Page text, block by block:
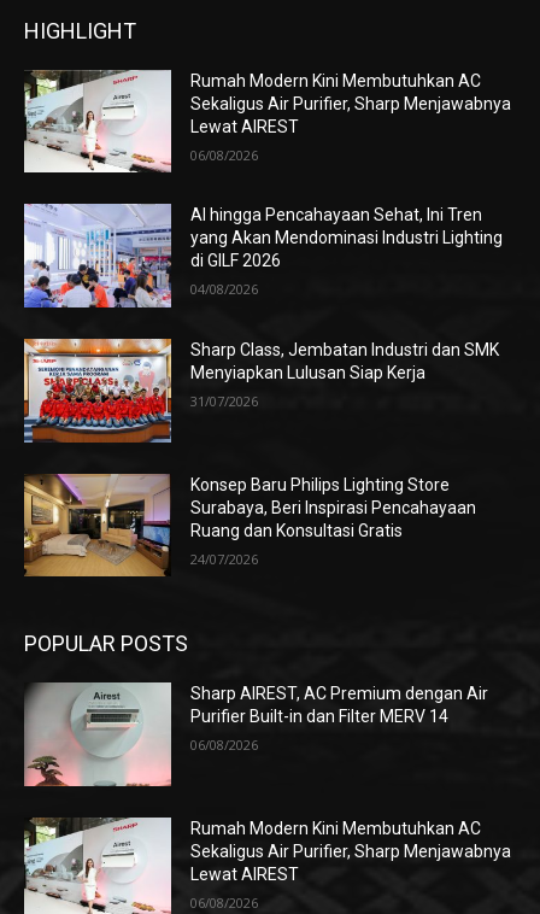
HIGHLIGHT
Rumah Modern Kini Membutuhkan AC
Sekaligus Air Purifier, Sharp Menjawabnya
Lewat AIREST
06/08/2026
AI hingga Pencahayaan Sehat, Ini Tren
yang Akan Mendominasi Industri Lighting
di GILF 2026
04/08/2026
Sharp Class, Jembatan Industri dan SMK
Menyiapkan Lulusan Siap Kerja
31/07/2026
Konsep Baru Philips Lighting Store
Surabaya, Beri Inspirasi Pencahayaan
Ruang dan Konsultasi Gratis
24/07/2026
POPULAR POSTS
Sharp AIREST, AC Premium dengan Air
Purifier Built-in dan Filter MERV 14
06/08/2026
Rumah Modern Kini Membutuhkan AC
Sekaligus Air Purifier, Sharp Menjawabnya
Lewat AIREST
06/08/2026